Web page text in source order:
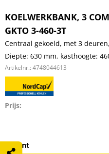
KOELWERKBANK, 3
GKTO 3-460-3T
Centraal gekoeld, met 3
Diepte: 630 mm, kasthoogte:
Artikelnr.: 4748044613
Prijs:
Variant